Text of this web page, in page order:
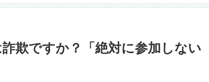
欺ですか？「絶対に参加しない